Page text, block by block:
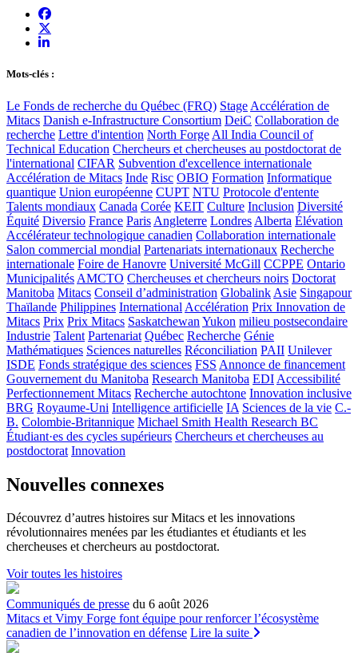
Mots-clés :
Le Fonds de recherche du Québec (FRQ) Stage Accélération de
Mitacs Danish e-Infrastructure Consortium DeiC Collaboration de
recherche Lettre d'intention North Forge All India Council of
Technical Education Chercheurs et chercheuses au postdoctorat de
l'international CIFAR Subvention d'excellence internationale
Accélération de Mitacs Inde Risc OBIO Formation Informatique
quantique Union européenne CUPT NTU Protocole d'entente
Talents mondiaux Canada Corée KEIT Culture Inclusion Diversité
Équité Diversio France Paris Angleterre Londres Alberta Élévation
Accélérateur technologique canadien Collaboration internationale
Salon commercial mondial Partenariats internationaux Recherche
internationale Foire de Hanovre Université McGill CCPPE Ontario
Municipalités AMCTO Chercheuses et chercheurs noirs Doctorat
Manitoba Mitacs Conseil d’administration Globalink Asie Singapour
Thaïlande Philippines International Accélération Prix Innovation de
Mitacs Prix Prix Mitacs Saskatchewan Yukon milieu postsecondaire
Industrie Talent Partenariat Québec Recherche Génie
Mathématiques Sciences naturelles Réconciliation PAII Unilever
ISDE Fonds stratégique des sciences FSS Annonce de financement
Gouvernement du Manitoba Research Manitoba EDI Accessibilité
Perfectionnement Mitacs Recherche autochtone Innovation inclusive
BRG Royaume-Uni Intelligence artificielle IA Sciences de la vie C.-
B. Colombie-Britannique Michael Smith Health Research BC
Étudiant·es des cycles supérieurs Chercheurs et chercheuses au
postdoctorat Innovation
Nouvelles connexes
Découvrez d’autres histoires sur Mitacs et les innovations
révolutionnaires menées par les étudiantes et étudiants et les
chercheuses et chercheurs au postdoctorat.
Voir toutes les histoires
Communiqués de presse du 6 août 2026
Mitacs et Vimy Forge font équipe pour renforcer l’écosystème
canadien de l’innovation en défense Lire la suite